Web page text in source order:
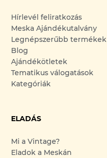
Hírlevél feliratkozás
Meska Ajándékutalvány
Legnépszerűbb termékek
Blog
Ajándékötletek
Tematikus válogatások
Kategóriák
ELADÁS
Mi a Vintage?
Eladok a Meskán